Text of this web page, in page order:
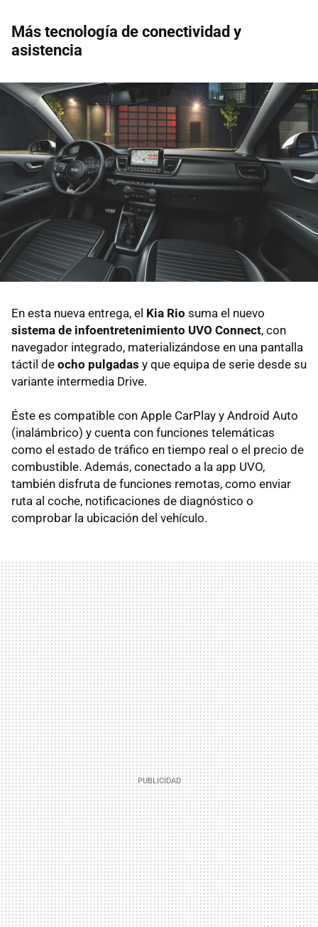
Más tecnología de conectividad y
asistencia
En esta nueva entrega, el Kia Rio suma el nuevo
sistema de infoentretenimiento UVO Connect, con
navegador integrado, materializándose en una pantalla
táctil de ocho pulgadas y que equipa de serie desde su
variante intermedia Drive.
Éste es compatible con Apple CarPlay y Android Auto
(inalámbrico) y cuenta con funciones telemáticas
como el estado de tráfico en tiempo real o el precio de
combustible. Además, conectado a la app UVO,
también disfruta de funciones remotas, como enviar
ruta al coche, notificaciones de diagnóstico o
comprobar la ubicación del vehículo.